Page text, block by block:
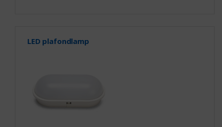
LED plafondlamp